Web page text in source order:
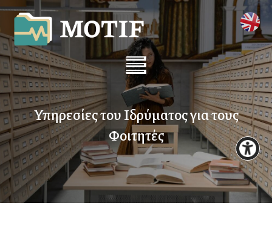
Υπηρεσίες του Ιδρύματος για τους
Φοιτητές